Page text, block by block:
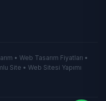
• Web Tasarım Fiyatları •
Site • Web Sitesi Yapımı